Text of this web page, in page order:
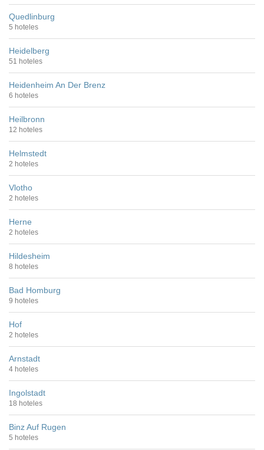
Quedlinburg
5 hoteles
Heidelberg
51 hoteles
Heidenheim An Der Brenz
6 hoteles
Heilbronn
12 hoteles
Helmstedt
2 hoteles
Vlotho
2 hoteles
Herne
2 hoteles
Hildesheim
8 hoteles
Bad Homburg
9 hoteles
Hof
2 hoteles
Arnstadt
4 hoteles
Ingolstadt
18 hoteles
Binz Auf Rugen
5 hoteles